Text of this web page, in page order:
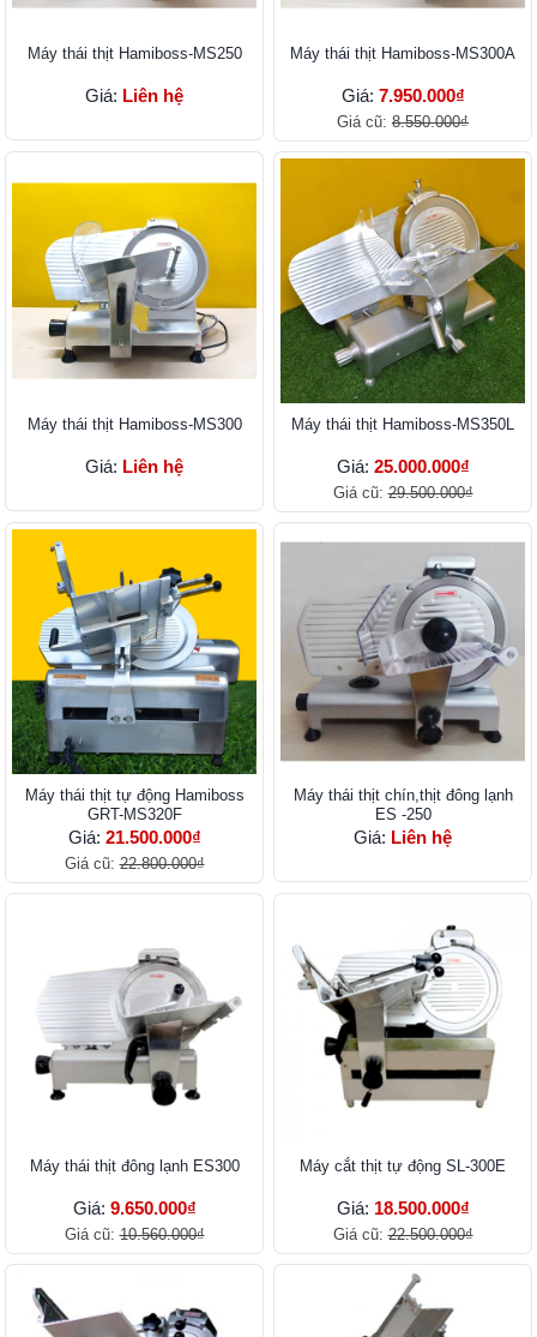
Máy thái thịt Hamiboss-MS250
Giá: Liên hệ
Máy thái thịt Hamiboss-MS300A
Giá: 7.950.000₫
Giá cũ: 8.550.000₫
Máy thái thịt Hamiboss-MS300
Giá: Liên hệ
Máy thái thịt Hamiboss-MS350L
Giá: 25.000.000₫
Giá cũ:29.500.000₫
Máy thái thịt tự động Hamiboss
GRT-MS320F
Giá: 21.500.000₫
Giá cũ:22.800.000₫
Máy thái thịt chín,thịt đông lạnh
ES -250
Giá: Liên hệ
Máy thái thịt đông lạnh ES300
Giá: 9.650.000₫
Giá cũ:10.560.000₫
Máy cắt thịt tự động SL-300E
Giá: 18.500.000₫
Giá cũ:22.500.000₫